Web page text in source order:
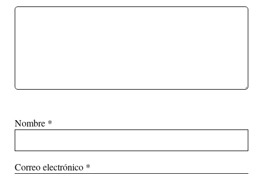
Nombre *
Correo electrónico *